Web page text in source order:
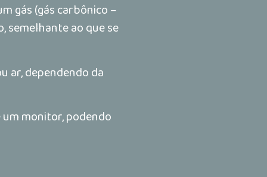
gás (gás carbônico –
semelhante ao que se
ar, dependendo da
monitor, podendo